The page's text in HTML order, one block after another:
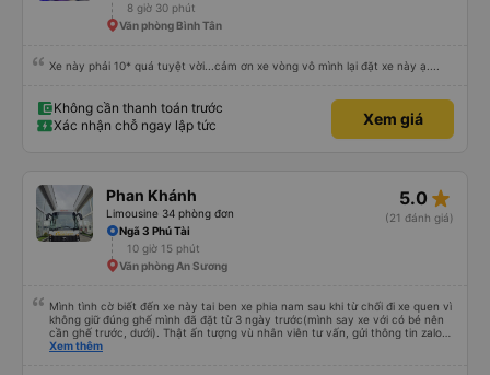
8 giờ 30 phút
Văn phòng Bình Tân
Xe này phải 10* quá tuyệt vời...cảm ơn xe vòng vô mình lại đặt xe này ạ....
Không cần thanh toán trước
Xác nhận chỗ ngay lập tức
Xem giá
Phan Khánh
Limousine 34 phòng đơn
5.0 star_rate
(21 đánh giá)
Ngã 3 Phú Tài
10 giờ 15 phút
Văn phòng An Sương
Mình tình cờ biết đến xe này tai ben xe phia nam sau khi từ chối đi xe quen vì
không giữ đúng ghế mình đã đặt từ 3 ngày trước(mình say xe với có bé nên
cần ghế trước, dưới). Thật ấn tượng vù nhân viên tư vấn, gửi thông tin zalo
rõ ràng, chuyên nghiệp. Đi đúng giờ, xe mới toanh, sạch sẽ thơm tho, buồng
Xem thêm